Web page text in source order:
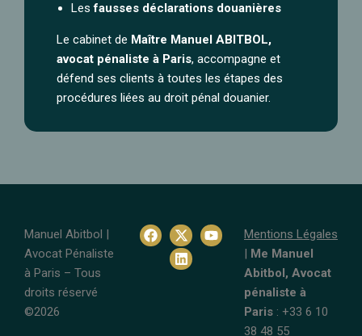
Lesfausses déclarations douanières
Le cabinet de Maître Manuel ABITBOL,
avocat pénaliste à Paris, accompagne et
défend ses clients à toutes les étapes des
procédures liées au droit pénal douanier.
Manuel Abitbol |
Avocat Pénaliste
à Paris – Tous
droits réservé
©2026
Mentions Légales
| Me Manuel
Abitbol, Avocat
pénaliste à
Paris : +33 6 10
38 48 55